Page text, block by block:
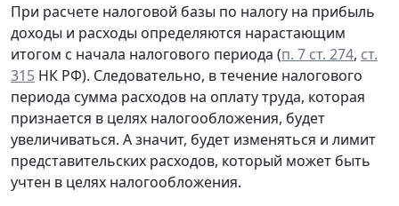
При расчете налоговой базы по налогу на прибыль
доходы и расходы определяются нарастающим
итогом с начала налогового периода (п. 7 ст. 274, ст.
315 НК РФ). Следовательно, в течение налогового
периода сумма расходов на оплату труда, которая
признается в целях налогообложения, будет
увеличиваться. А значит, будет изменяться и лимит
представительских расходов, который может быть
учтен в целях налогообложения.